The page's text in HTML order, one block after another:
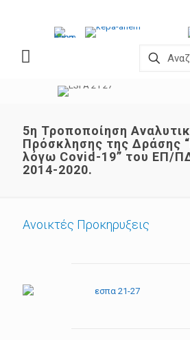
5η Τροποποίηση
Πρόσκλησης της Δράσης
λόγω Covid-19” του ΕΠ/
2014-2020.
Ανοικτές Προκηρυξεις